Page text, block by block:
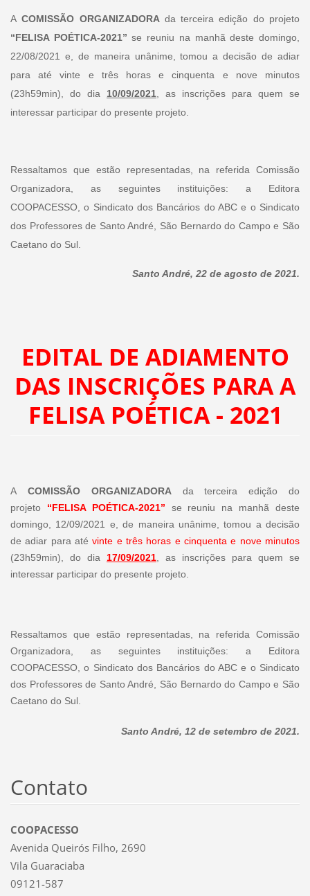
ACOMISSÃO ORGANIZADORAda terceira edição do projeto
“FELISA POÉTICA-2021” se reuniu na manhã deste domingo,
22/08/2021 e, de maneira unânime, tomou a decisão de adiar
para até vinte e três horas e cinquenta e nove minutos
(23h59min), do dia 10/09/2021, as inscrições para quem se
interessar participar do presente projeto.
Ressaltamos que estão representadas, na referida Comissão
Organizadora, as seguintes instituições: a Editora
COOPACESSO, o Sindicato dos Bancários do ABC e o Sindicato
dos Professores de Santo André, São Bernardo do Campo e São
Caetano do Sul.
Santo André, 22 de agosto de 2021.
EDITAL DE ADIAMENTO
DAS INSCRIÇÕES PARA A
FELISA POÉTICA - 2021
A COMISSÃO ORGANIZADORAda terceira edição do
projeto “FELISA POÉTICA-2021” se reuniu na manhã deste
domingo, 12/09/2021 e, de maneira unânime, tomou a decisão
de adiar para atévinte e três horas e cinquenta e nove minutos
(23h59min), do dia 17/09/2021 , as inscrições para quem se
interessar participar do presente projeto.
Ressaltamos que estão representadas, na referida Comissão
Organizadora, as seguintes instituições: a Editora
COOPACESSO, o Sindicato dos Bancários do ABC e o Sindicato
dos Professores de Santo André, São Bernardo do Campo e São
Caetano do Sul.
Santo André, 12 de setembro de 2021.
Contato
COOPACESSO
Avenida Queirós Filho, 2690
Vila Guaraciaba
09121-587